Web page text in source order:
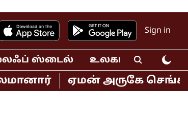
Sign in
ஸ்டைல் உலகம்
ஏமன் அருகே செங்கடல்